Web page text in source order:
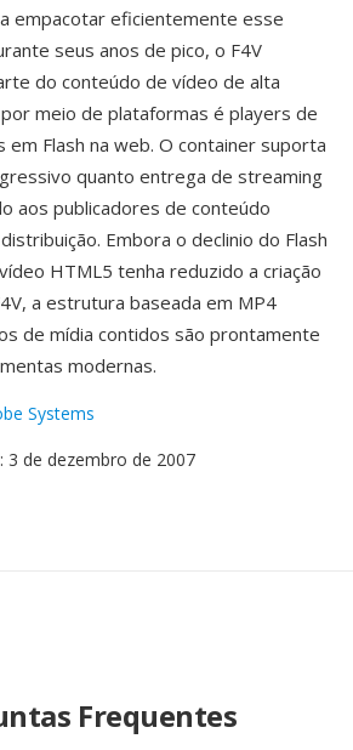
empacotar eficientemente esse
seus anos de pico, o F4V
do conteúdo de vídeo de alta
meio de plataformas é players de
Flash na web. O container suporta
quanto entrega de streaming
aos publicadores de conteúdo
Embora o declinio do Flash
HTML5 tenha reduzido a criação
a estrutura baseada em MP4
de mídia contidos são prontamente
modernas.
Systems
: 3 de dezembro de 2007
Frequentes